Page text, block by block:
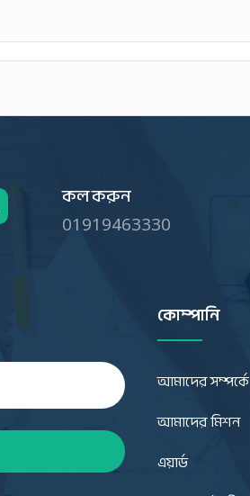
কল করুন
01919463330
কোম্পানি
আমাদের সম্পর্কে
আমাদের মিশন
এয়ার্ড